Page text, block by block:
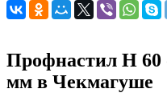
Профнастил Н 60
мм в Чекмагуше